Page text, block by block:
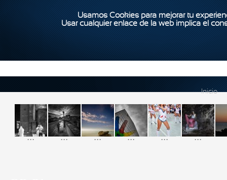
Usamos Cookies para mejorar tu
Usar cualquier enlace de la web implica el
Inicio
... ... ... ... ... ...